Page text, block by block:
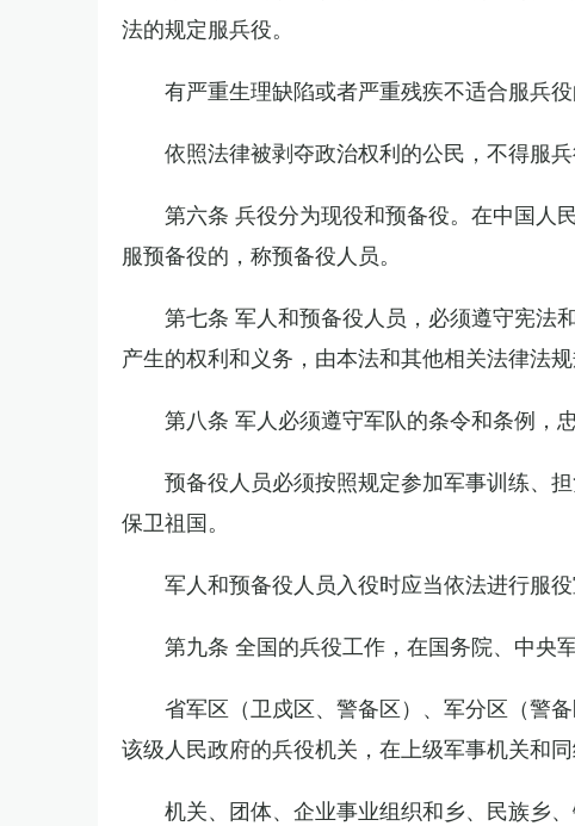
法的规定服兵役。
有严重生理缺陷或者严重残疾不适合服兵役
依照法律被剥夺政治权利的公民，不得服兵
第六条 兵役分为现役和预备役。在中国人
服预备役的，称预备役人员。
第七条 军人和预备役人员，必须遵守宪法
产生的权利和义务，由本法和其他相关法律法规
第八条 军人必须遵守军队的条令和条例，
预备役人员必须按照规定参加军事训练、
保卫祖国。
军人和预备役人员入役时应当依法进行服役
第九条 全国的兵役工作，在国务院、中央
省军区（卫戍区、警备区）、军分区（警
该级人民政府的兵役机关，在上级军事机关和
机关、团体、企业事业组织和乡、民族乡